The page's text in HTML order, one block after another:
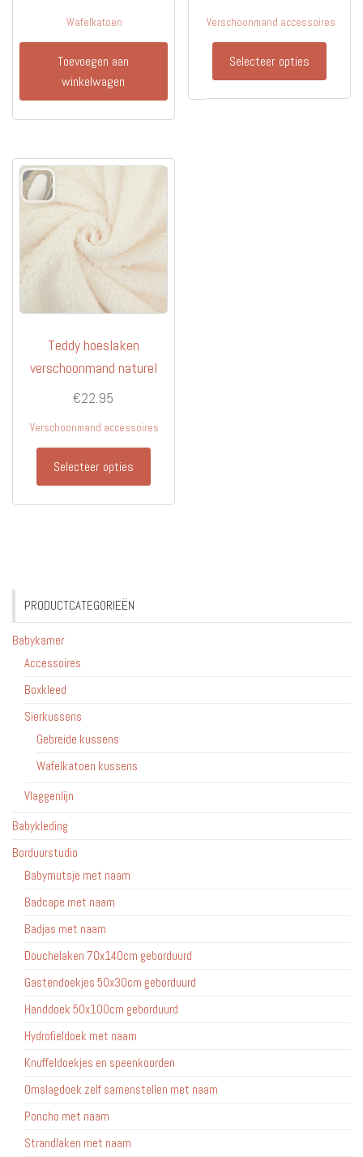
Wafelkatoen
Toevoegen aan
winkelwagen
Verschoonmand accessoires
Selecteer opties
Teddy hoeslaken
verschoonmand naturel
€22.95
Verschoonmand accessoires
Selecteer opties
PRODUCTCATEGORIEËN
Babykamer
Accessoires
Boxkleed
Sierkussens
Gebreide kussens
Wafelkatoen kussens
Vlaggenlijn
Babykleding
Borduurstudio
Babymutsje met naam
Badcape met naam
Badjas met naam
Douchelaken 70x140cm geborduurd
Gastendoekjes 50x30cm geborduurd
Handdoek 50x100cm geborduurd
Hydrofieldoek met naam
Knuffeldoekjes en speenkoorden
Omslagdoek zelf samenstellen met naam
Poncho met naam
Strandlaken met naam